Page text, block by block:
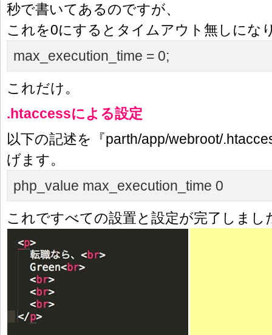
秒で書いてあるのですが、
これを0にするとタイムアウト無しにな
max_execution_time = 0;
これだけ。
.htaccessによる設定
以下の記述を『parth/app/webroot/
げます。
php_value max_execution_time 0
これですべての設置と設定が完了しまし